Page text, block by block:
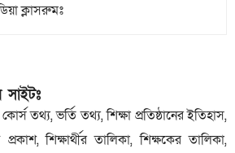
ক্লাসরুমঃ
সাইটঃ
তথ্য, ভর্তি তথ্য, শিক্ষা প্রতিষ্ঠানের ইতিহাস,
শিক্ষার্থীর তালিকা, শিক্ষকের তালিকা,